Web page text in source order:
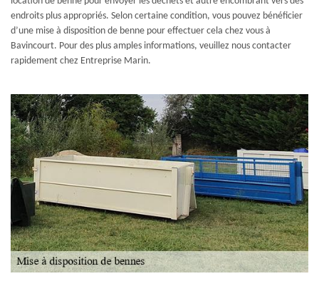
endroits plus appropriés. Selon certaine condition, vous pouvez bénéficier
d’une mise à disposition de benne pour effectuer cela chez vous à
Bavincourt. Pour des plus amples informations, veuillez nous contacter
rapidement chez Entreprise Marin.